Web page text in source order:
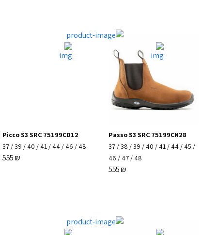
Passo S3 SRC 75199CN28
37 /38 /39 / 40 / 41 / 44 / 45 /
46 / 47 / 48
555₪
Picco S3 SRC 75199CD12
37/39 / 40 / 41/ 44/ 46 / 48
555₪